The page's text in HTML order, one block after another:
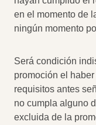
en el momento de
ningún momento
Será condición
promoción el
requisitos antes
no cumpla alguno
excluida de la